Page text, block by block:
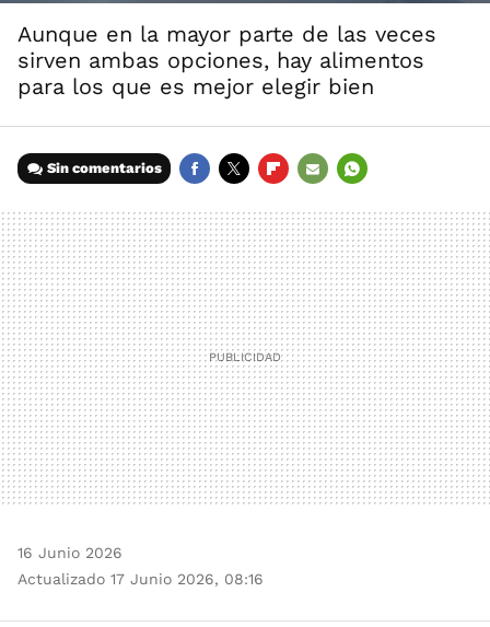
Aunque en la mayor parte de las veces
sirven ambas opciones, hay alimentos
para los que es mejor elegir bien
Sin comentarios
MAIL
16 Junio 2026
Actualizado 17 Junio 2026, 08:16